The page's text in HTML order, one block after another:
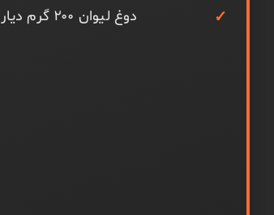
دوغ لیوان ۲۰۰ گرم دیار